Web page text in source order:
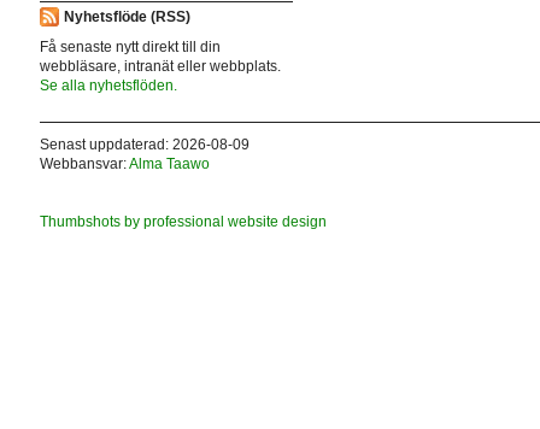
Nyhetsflöde (RSS)
Få senaste nytt direkt till din
webbläsare, intranät eller webbplats.
Se alla nyhetsflöden.
Senast uppdaterad: 2026-08-09
Webbansvar:Alma Taawo
Thumbshots by professional website design